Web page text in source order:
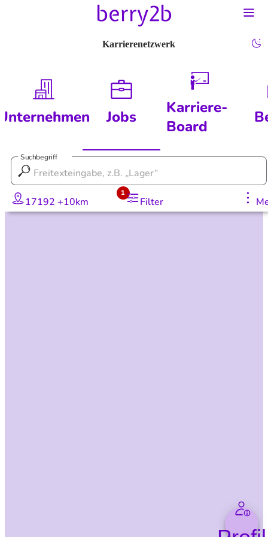
Karrierenetzwerk
Jobs
Karriere-
Board
Suchbegriff
17192 +10km Filter
1